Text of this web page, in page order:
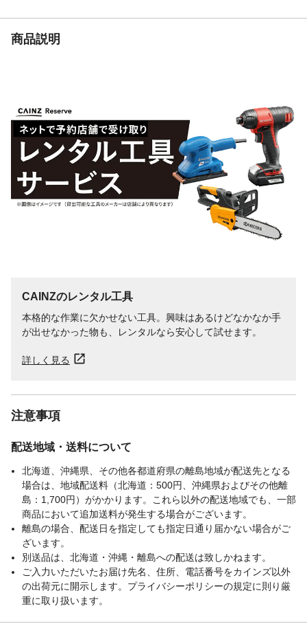
商品説明
CAINZのレンタル工具
本格的な作業に欠かせない工具。興味はあるけどなかなか手
が出せなかった物も、レンタルなら安心して試せます。
詳しく見る
注意事項
配送地域・送料について
北海道、沖縄県、その他各都道府県の離島地域が配送先となる
場合は、地域配送料（北海道：500円、沖縄県およびその他離
島：1,700円）がかかります。これら以外の配送地域でも、一部
商品において追加送料が発生する場合がございます。
離島の場合、配送日を指定しても指定日通り届かない場合がご
ざいます。
別送品は、北海道・沖縄・離島への配送は致しかねます。
ご入力いただいたお届け先名、住所、電話番号をカインズ以外
の出荷元に開示します。プライバシーポリシーの規定に則り厳
重に取り扱います。